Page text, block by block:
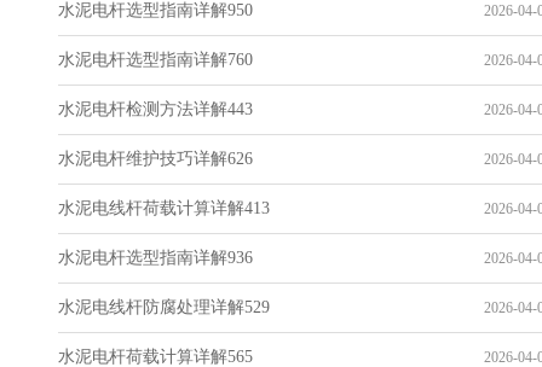
水泥电杆选型指南详解950 2026-04-
水泥电杆选型指南详解760 2026-04-
水泥电杆检测方法详解443 2026-04-
水泥电杆维护技巧详解626 2026-04-
水泥电线杆荷载计算详解413 2026-04-
水泥电杆选型指南详解936 2026-04-
水泥电线杆防腐处理详解529 2026-04-
水泥电杆荷载计算详解565 2026-04-